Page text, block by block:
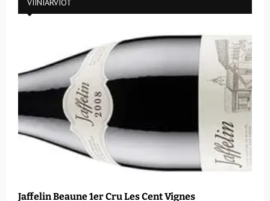
VIINIARVIOT
Jaffelin Beaune 1er Cru Les Cent Vignes